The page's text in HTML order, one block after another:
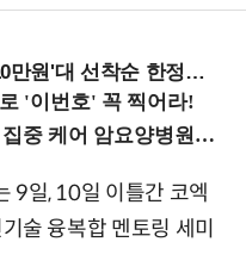
'대 선착순 한정판매!
9일, 10일 이틀간 코엑
술 융복합 멘토링 세미